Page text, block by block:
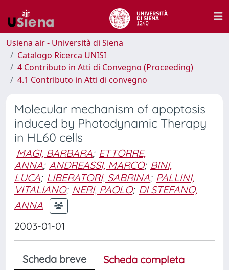
Usiena air - Università di Siena
Catalogo Ricerca UNISI
4 Contributo in Atti di Convegno (Proceeding)
4.1 Contributo in Atti di convegno
Molecular mechanism of apoptosis
induced by Photodynamic Therapy
in HL60 cells
MAGI, BARBARA; ETTORRE,
ANNA; ANDREASSI, MARCO; BINI,
LUCA; LIBERATORI, SABRINA; PALLINI,
VITALIANO; NERI, PAOLO; DI STEFANO,
ANNA
2003-01-01
Scheda breve
Scheda completa